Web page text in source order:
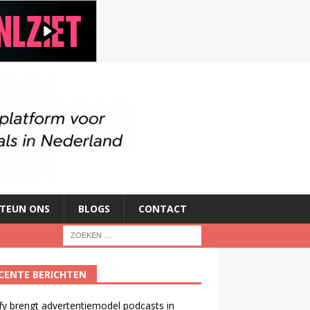
ONS BLOGS CONTACT
BERICHTEN
brengt advertentiemodel podcasts in